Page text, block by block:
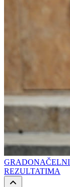
REZULTATIMA